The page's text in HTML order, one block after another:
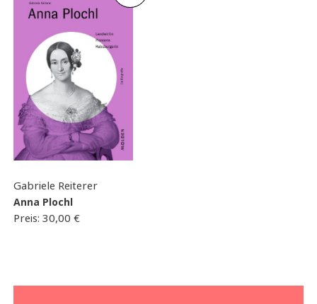
Gabriele Reiterer
Anna Plochl
Preis: 30,00 €